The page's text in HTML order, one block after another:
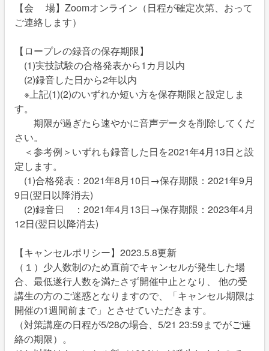
【会 場】Zoomオンライン（日程が確定次第、おって
ご連絡します）
【ロープレの録音の保存期限】
(1)実技試験の合格発表から1カ月以内
(2)録音した日から2年以内
※上記(1)(2)のいずれか短い方を保存期限と設定しま
す。
期限が過ぎたら速やかに音声データを削除してくだ
さい。
＜参考例＞いずれも録音した日を2021年4月13日と設
定します。
(1)合格発表：2021年8月10日→保存期限：2021年9月
9日(翌日以降消去)
(2)録音日 ：2021年4月13日→保存期限：2023年4月
12日(翌日以降消去)
【キャンセルポリシー】2023.5.8更新
（１）少人数制のため直前でキャンセルが発生した場
合、最低遂行人数を満たさず開催中止となり、 他の受
講生の方のご迷惑となりますので、「キャンセル期限は
開催の1週間前まで」とさせていただきます。
（対策講座の日程が5/28の場合、5/21 23:59までがご連
絡の期限）。